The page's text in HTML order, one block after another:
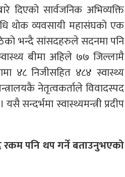
दिएको सार्वजनिक अभिव्यक्ति
थोक व्यवसायी महासंघको एक
भन्दै सांसदहरुले सदनमा पनि
बीमा अहिले ७७ जिल्लामै
४८ निजीसहित ४८४ स्वास्थ्य
नेतृत्वकर्ताले विवादस्पद
सन्दर्भमा स्वास्थ्यमन्त्री प्रदीप
रकम पनि थप गर्ने बताउनुभएको